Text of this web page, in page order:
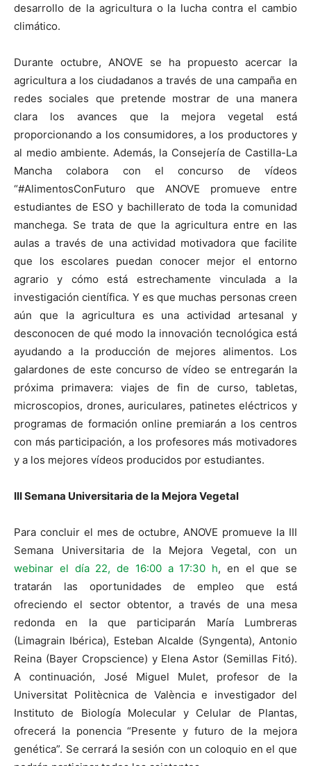
desarrollo de la agricultura o la lucha contra el cambio
climático.
Durante octubre, ANOVE se ha propuesto acercar la
agricultura a los ciudadanos a través de una campaña en
redes sociales que pretende mostrar de una manera
clara los avances que la mejora vegetal está
proporcionando a los consumidores, a los productores y
al medio ambiente. Además, la Consejería de Castilla-La
Mancha colabora con el concurso de vídeos
“#AlimentosConFuturo que ANOVE promueve entre
estudiantes de ESO y bachillerato de toda la comunidad
manchega. Se trata de que la agricultura entre en las
aulas a través de una actividad motivadora que facilite
que los escolares puedan conocer mejor el entorno
agrario y cómo está estrechamente vinculada a la
investigación científica. Y es que muchas personas creen
aún que la agricultura es una actividad artesanal y
desconocen de qué modo la innovación tecnológica está
ayudando a la producción de mejores alimentos. Los
galardones de este concurso de vídeo se entregarán la
próxima primavera: viajes de fin de curso, tabletas,
microscopios, drones, auriculares, patinetes eléctricos y
programas de formación online premiarán a los centros
con más participación, a los profesores más motivadores
y a los mejores vídeos producidos por estudiantes.
III Semana Universitaria de la Mejora Vegetal
Para concluir el mes de octubre, ANOVE promueve la III
Semana Universitaria de la Mejora Vegetal, con un
webinar el día 22, de 16:00 a 17:30 h, en el que se
tratarán las oportunidades de empleo que está
ofreciendo el sector obtentor, a través de una mesa
redonda en la que participarán María Lumbreras
(Limagrain Ibérica), Esteban Alcalde (Syngenta), Antonio
Reina (Bayer Cropscience) y Elena Astor (Semillas Fitó).
A continuación, José Miguel Mulet, profesor de la
Universitat Politècnica de València e investigador del
Instituto de Biología Molecular y Celular de Plantas,
ofrecerá la ponencia “Presente y futuro de la mejora
genética”. Se cerrará la sesión con un coloquio en el que